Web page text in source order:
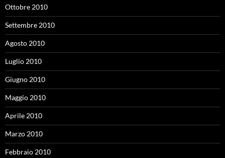
Ottobre 2010
Settembre 2010
Agosto 2010
Luglio 2010
Giugno 2010
Maggio 2010
Aprile 2010
Marzo 2010
Febbraio 2010